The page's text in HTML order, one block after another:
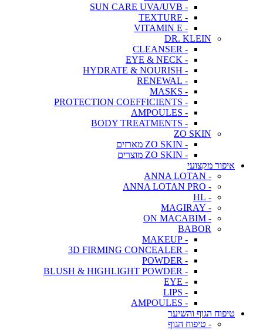
- SUN CARE UVA/UVB
- TEXTURE
- VITAMIN E
DR. KLEIN
- CLEANSER
- EYE & NECK
- HYDRATE & NOURISH
- RENEWAL
- MASKS
- PROTECTION COEFFICIENTS
- AMPOULES
- BODY TREATMENTS
ZO SKIN
- ZO SKIN מארזים
- ZO SKIN מוצרים
איפור מקצועי
- ANNA LOTAN
- ANNA LOTAN PRO
- HL
- MAGIRAY
- ON MACABIM
BABOR
- MAKEUP
- 3D FIRMING CONCEALER
- POWDER
- BLUSH & HIGHLIGHT POWDER
- EYE
- LIPS
- AMPOULES
טיפוח הגוף והשיער
- טיפוח הגוף